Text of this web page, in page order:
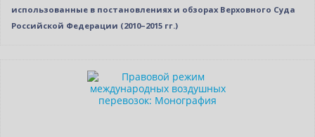
использованные в постановлениях и обзорах Верховного Суда
Российской Федерации (2010–2015 гг.)